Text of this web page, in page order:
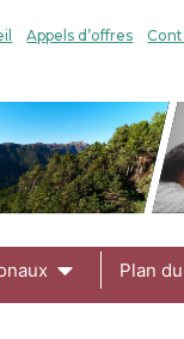
Appels d’offres
Plan